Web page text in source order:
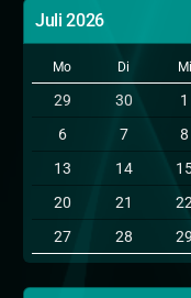
Juli 2026
Mo Di Mi
29 30 1
6
7 8
13
14
20
21 22
27
28 29